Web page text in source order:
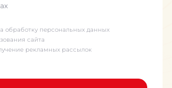
обработку персональных данных
сайта
рекламных рассылок